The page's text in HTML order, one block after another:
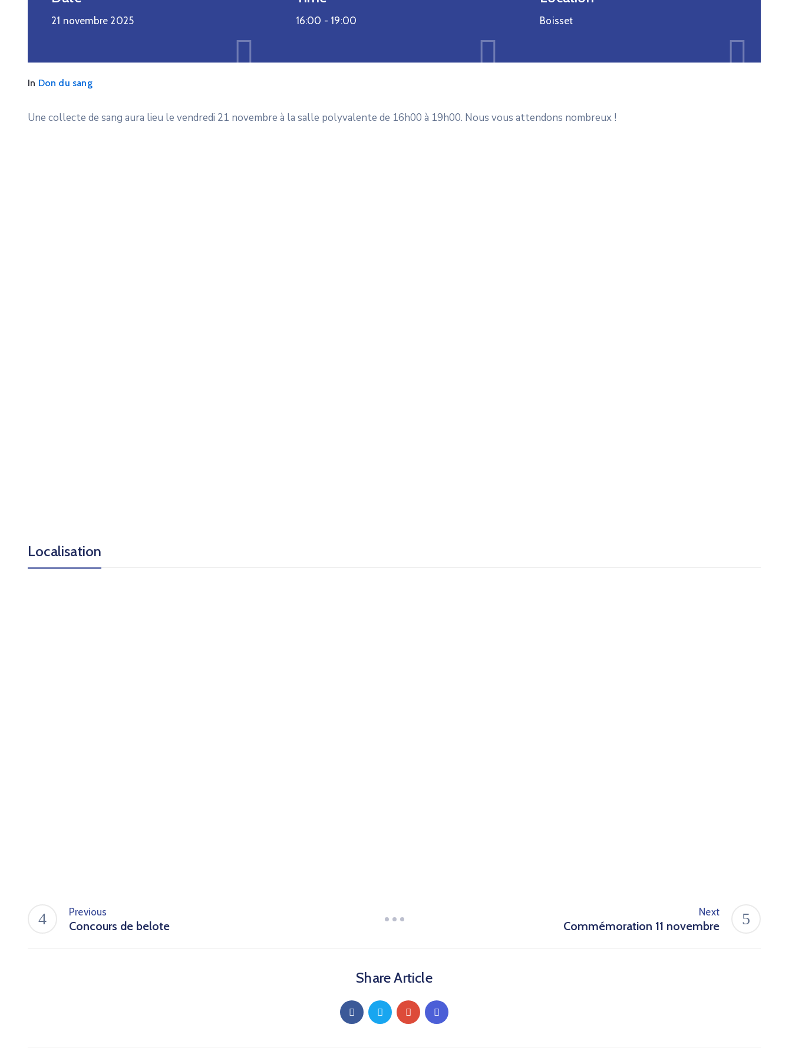
21 novembre 2025 16:00 - 19:00 Boisset
In Don du sang
Une collecte de sang aura lieu le vendredi 21 novembre à la salle polyvalente de 16h00 à 19h00. Nous vous attendons nombreux !
Localisation
Previous
Concours de belote
Next
Commémoration 11 novembre
Share Article